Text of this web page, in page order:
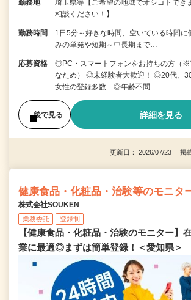
勤務地
埼玉県等【ご希望の地域でオシゴトで
相談ください！】
勤務時間
1日5分～好きな時間、空いている時間
みの単発や短期～中長期まで…
応募資格
◎PC・スマートフォンをお持ちの方（※
なため） ◎未経験者大歓迎！ ◎20代、
女性の登録多数 ◎年齢不問
後で見る 詳細を見る
更新日： 2026/07/23 掲
健康食品・化粧品・治験等のモニタ
株式会社SOUKEN
業務委託 登録制
【健康食品・化粧品・治験のモニター】
業に最適◎まずは簡単登録！＜愛知県＞